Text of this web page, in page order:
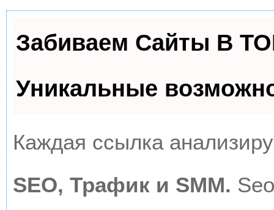
Забиваем Сайты В
Уникальные
Каждая ссылка
SEO, Трафик и SMM.